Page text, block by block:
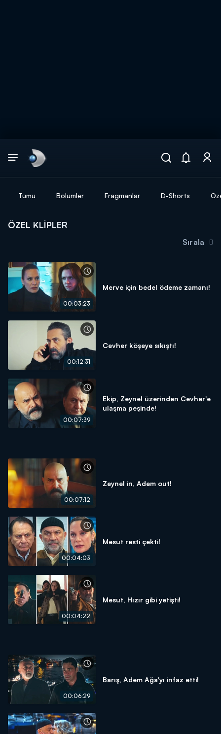
DİĞER SONUÇLAR
Tümü Bölümler Fragmanlar D-Shorts
ÖZEL KLIPLER
Sırala
00:03:23
Merve için bedel ödeme zamanı!
00:12:31
Cevher köşeye sıkıştı!
00:07:39
Ekip, Zeynel üzerinden Cevher'e
ulaşma peşinde!
00:07:12
Zeynel in, Adem out!
00:04:03
Mesut resti çekti!
00:04:22
Mesut, Hızır gibi yetişti!
00:06:29
Barış, Adem Ağa'yı infaz etti!